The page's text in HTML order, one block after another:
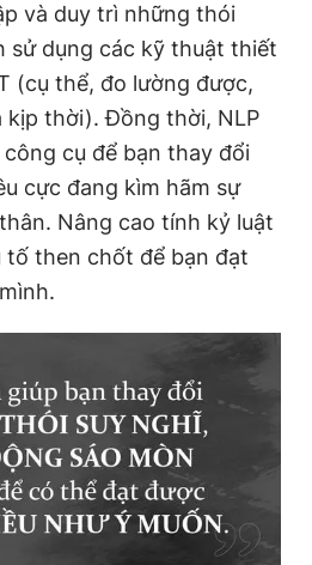
và duy trì những thói
sử dụng các kỹ thuật thiết
(cụ thể, đo lường được,
kịp thời). Đồng thời, NLP
cụ để bạn thay đổi
cực đang kìm hãm sự
Nâng cao tính kỷ luật
tố then chốt để bạn đạt